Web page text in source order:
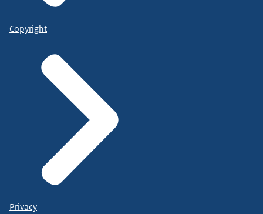
Copyright
Privacy